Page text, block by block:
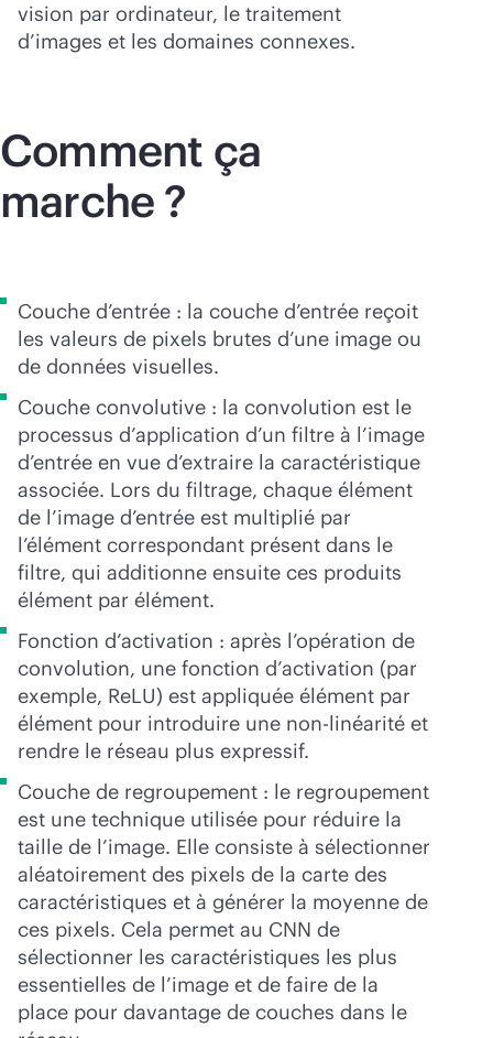
vision par ordinateur, le traitement
d’images et les domaines connexes.
Comment ça
marche ?
Couche d’entrée : la couche d’entrée reçoit
les valeurs de pixels brutes d’une image ou
de données visuelles.
Couche convolutive : la convolution est le
processus d’application d’un filtre à l’image
d’entrée en vue d’extraire la caractéristique
associée. Lors du filtrage, chaque élément
de l’image d’entrée est multiplié par
l’élément correspondant présent dans le
filtre, qui additionne ensuite ces produits
élément par élément.
Fonction d’activation : après l’opération de
convolution, une fonction d’activation (par
exemple, ReLU) est appliquée élément par
élément pour introduire une non-linéarité et
rendre le réseau plus expressif.
Couche de regroupement : le regroupement
est une technique utilisée pour réduire la
taille de l’image. Elle consiste à sélectionner
aléatoirement des pixels de la carte des
caractéristiques et à générer la moyenne de
ces pixels. Cela permet au CNN de
sélectionner les caractéristiques les plus
essentielles de l’image et de faire de la
place pour davantage de couches dans le